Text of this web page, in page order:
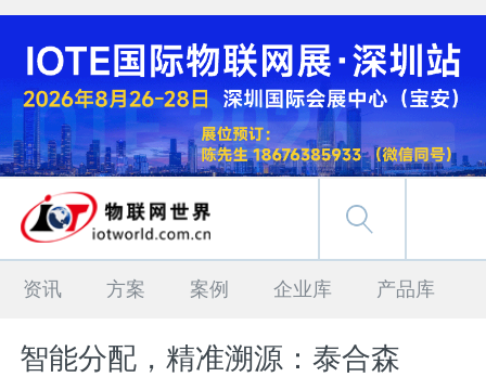
资讯 方案 案例 企业库 产品库
智能分配，精准溯源：泰合森